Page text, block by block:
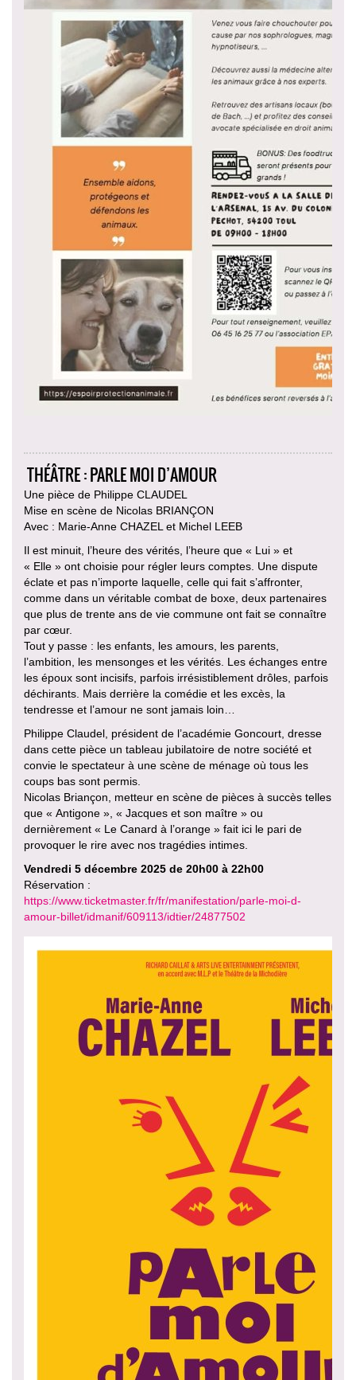
THÉÂTRE : PARLE MOI D’AMOUR
Une pièce de Philippe CLAUDEL
Mise en scène de Nicolas BRIANÇON
Avec : Marie-Anne CHAZEL et Michel LEEB
Il est minuit, l’heure des vérités, l’heure que « Lui » et
« Elle » ont choisie pour régler leurs comptes. Une dispute
éclate et pas n’importe laquelle, celle qui fait s’affronter,
comme dans un véritable combat de boxe, deux partenaires
que plus de trente ans de vie commune ont fait se connaître
par cœur.
Tout y passe : les enfants, les amours, les parents,
l’ambition, les mensonges et les vérités. Les échanges entre
les époux sont incisifs, parfois irrésistiblement drôles, parfois
déchirants. Mais derrière la comédie et les excès, la
tendresse et l’amour ne sont jamais loin…
Philippe Claudel, président de l’académie Goncourt, dresse
dans cette pièce un tableau jubilatoire de notre société et
convie le spectateur à une scène de ménage où tous les
coups bas sont permis.
Nicolas Briançon, metteur en scène de pièces à succès telles
que « Antigone », « Jacques et son maître » ou
dernièrement « Le Canard à l’orange » fait ici le pari de
provoquer le rire avec nos tragédies intimes.
Vendredi 5 décembre 2025 de 20h00 à 22h00
Réservation :
https://www.ticketmaster.fr/fr/manifestation/parle-moi-d-
amour-billet/idmanif/609113/idtier/24877502